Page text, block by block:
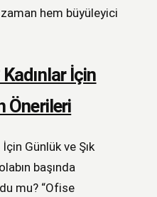
hem büyüleyici
İçin
Önerileri
Günlük ve Şık
başında
mu? “Ofise